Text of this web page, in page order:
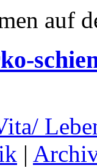
auf
|